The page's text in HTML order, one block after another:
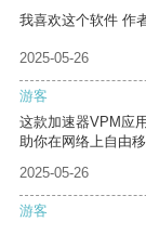
我喜欢这个软件 作
2025-05-26
游客
这款加速器VPM应
助你在网络上自由移
2025-05-26
游客